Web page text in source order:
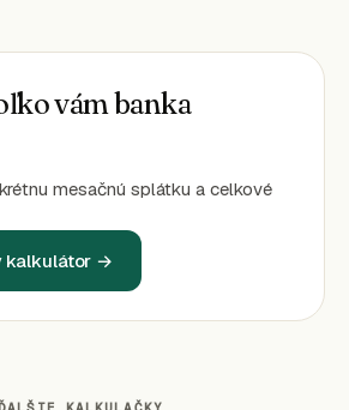
vám banka
mesačnú splátku a celkové
kalkulátor →